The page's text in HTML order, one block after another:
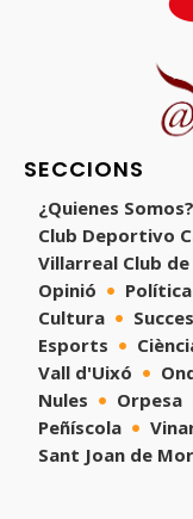
SECCIONS
¿Quienes Somos?
Club Deportivo
Villarreal Club
Opinió
Política
Cultura
Esports
Vall d'Uixó
Nules
Orpesa
Peñíscola
Sant Joan de